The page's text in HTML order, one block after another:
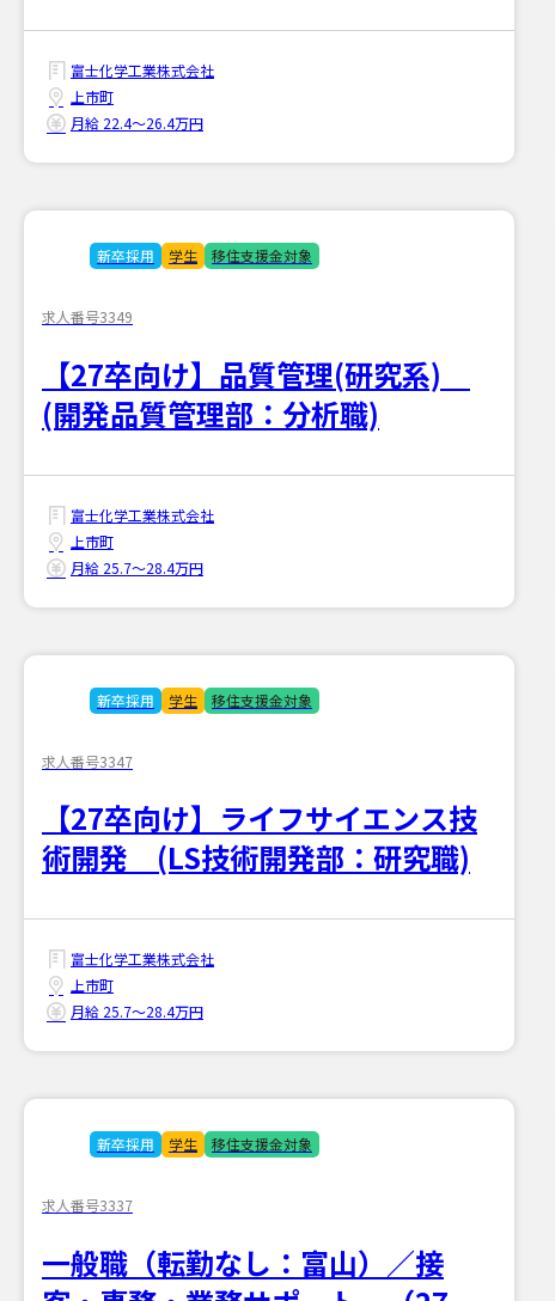
富士化学工業株式会社
上市町
月給 22.4〜26.4万円
新卒採用 学生 移住支援金対象
求人番号3349
【27卒向け】品質管理(研究系)
(開発品質管理部：分析職)
富士化学工業株式会社
上市町
月給 25.7〜28.4万円
新卒採用 学生 移住支援金対象
求人番号3347
【27卒向け】ライフサイエンス技
術開発 (LS技術開発部：研究職)
富士化学工業株式会社
上市町
月給 25.7〜28.4万円
新卒採用 学生 移住支援金対象
求人番号3337
一般職（転勤なし：富山）／接